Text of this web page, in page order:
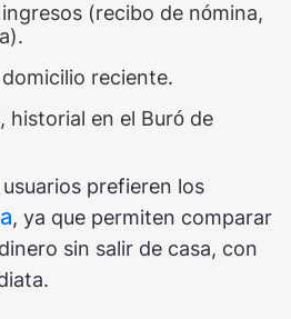
(recibo de nómina,
reciente.
historial en el Buró de
prefieren los
, ya que permiten comparar
sin salir de casa, con